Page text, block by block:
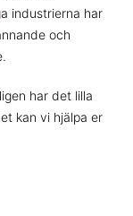
industrierna har
och
har det lilla
kan vi hjälpa er